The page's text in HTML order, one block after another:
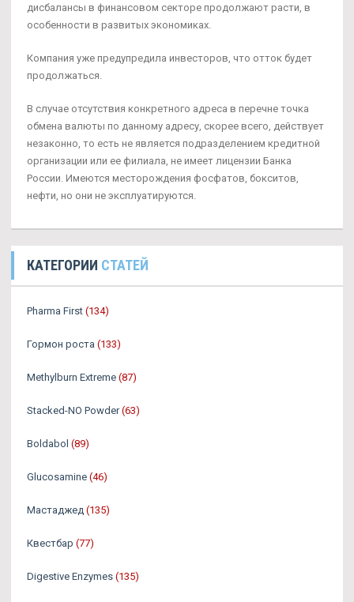
дисбалансы в финансовом секторе продолжают расти, в
особенности в развитых экономиках.
Компания уже предупредила инвесторов, что отток будет
продолжаться.
В случае отсутствия конкретного адреса в перечне точка
обмена валюты по данному адресу, скорее всего, действует
незаконно, то есть не является подразделением кредитной
организации или ее филиала, не имеет лицензии Банка
России. Имеются месторождения фосфатов, бокситов,
нефти, но они не эксплуатируются.
КАТЕГОРИИ СТАТЕЙ
Pharma First (134)
Гормон роста (133)
Methylburn Extreme (87)
Stacked-NO Powder (63)
Boldabol (89)
Glucosamine (46)
Мастаджед (135)
Квестбар (77)
Digestive Enzymes (135)